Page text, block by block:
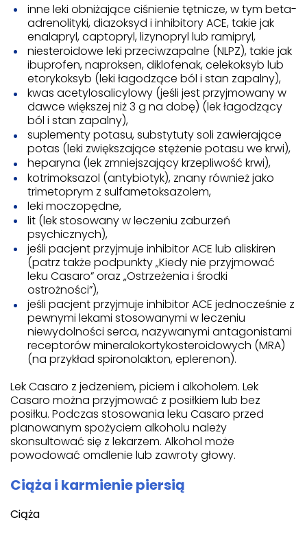
inne leki obniżające ciśnienie tętnicze, w tym beta-
adrenolityki, diazoksyd i inhibitory ACE, takie jak
enalapryl, captopryl, lizynopryl lub ramipryl,
niesteroidowe leki przeciwzapalne (NLPZ), takie jak
ibuprofen, naproksen, diklofenak, celekoksyb lub
etorykoksyb (leki łagodzące ból i stan zapalny),
kwas acetylosalicylowy (jeśli jest przyjmowany w
dawce większej niż 3 g na dobę) (lek łagodzący
ból i stan zapalny),
suplementy potasu, substytuty soli zawierające
potas (leki zwiększające stężenie potasu we krwi),
heparyna (lek zmniejszający krzepliwość krwi),
kotrimoksazol (antybiotyk), znany również jako
trimetoprym z sulfametoksazolem,
leki moczopędne,
lit (lek stosowany w leczeniu zaburzeń
psychicznych),
jeśli pacjent przyjmuje inhibitor ACE lub aliskiren
(patrz także podpunkty „Kiedy nie przyjmować
leku Casaro” oraz „Ostrzeżenia i środki
ostrożności”),
jeśli pacjent przyjmuje inhibitor ACE jednocześnie z
pewnymi lekami stosowanymi w leczeniu
niewydolności serca, nazywanymi antagonistami
receptorów mineralokortykosteroidowych (MRA)
(na przykład spironolakton, eplerenon).
Lek Casaro z jedzeniem, piciem i alkoholem. Lek
Casaro można przyjmować z posiłkiem lub bez
posiłku. Podczas stosowania leku Casaro przed
planowanym spożyciem alkoholu należy
skonsultować się z lekarzem. Alkohol może
powodować omdlenie lub zawroty głowy.
Ciąża i karmienie piersią
Ciąża